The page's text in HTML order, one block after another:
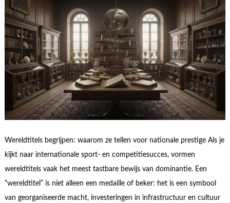
Wereldtitels begrijpen: waarom ze tellen voor nationale prestige Als je
kijkt naar internationale sport- en competitiesucces, vormen
wereldtitels vaak het meest tastbare bewijs van dominantie. Een
“wereldtitel” is niet alleen een medaille of beker: het is een symbool
van georganiseerde macht, investeringen in infrastructuur en cultuur